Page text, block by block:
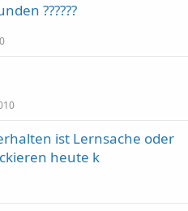
??????
ist Lernsache oder
heute k